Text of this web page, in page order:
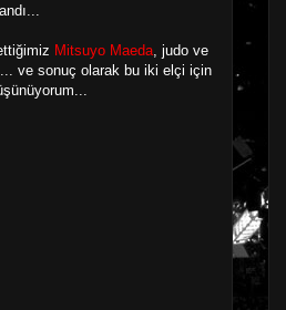
Mitsuyo Maeda , judo ve
ve sonuç olarak bu iki elçi için